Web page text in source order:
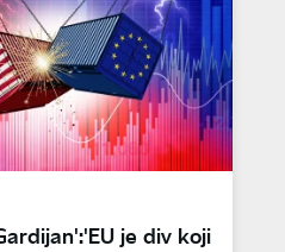
je div koji